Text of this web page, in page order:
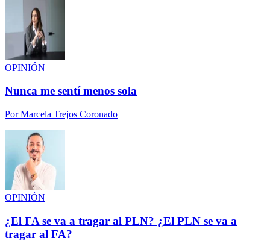
OPINIÓN
Nunca me sentí menos sola
PorMarcela Trejos Coronado
OPINIÓN
¿El FA se va a tragar al PLN? ¿El PLN se va a
tragar al FA?